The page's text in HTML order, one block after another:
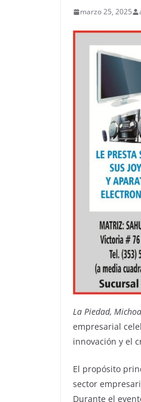
marzo 25, 2025
La Piedad,
empresarial
innovación y el
El propósito
sector
Durante el